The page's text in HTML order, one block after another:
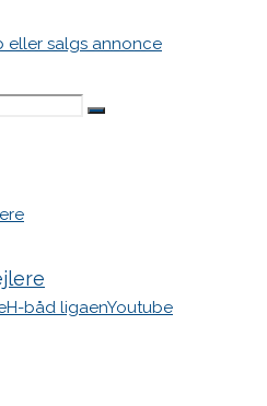
eller salgs annonce
Search
H-båd ligaenYoutube